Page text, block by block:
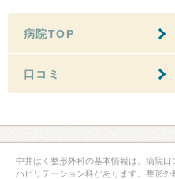
病院TOP
口コミ
中井はく整形外科の基本情報は、病院
ハビリテーション科があります。整形